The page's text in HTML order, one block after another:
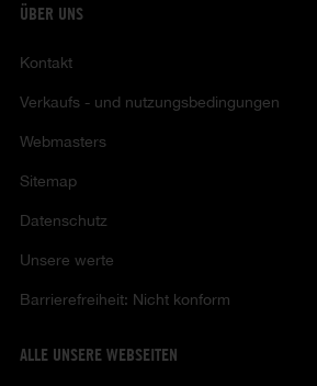
ÜBER UNS
Kontakt
Verkaufs - und nutzungsbedingungen
Webmasters
Sitemap
Datenschutz
Unsere werte
Barrierefreiheit: Nicht konform
ALLE UNSERE WEBSEITEN